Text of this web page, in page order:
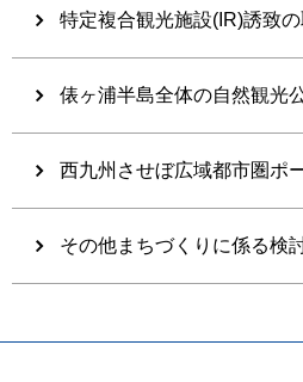
特定複合観光施設(IR)誘致
俵ヶ浦半島全体の自然観光
西九州させぼ広域都市圏ポ
その他まちづくりに係る検